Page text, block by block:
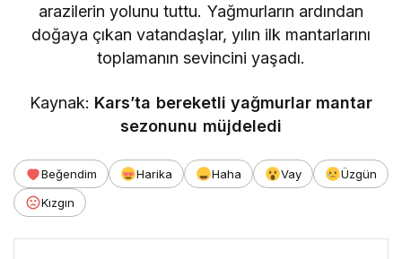
arazilerin yolunu tuttu. Yağmurların ardından
doğaya çıkan vatandaşlar, yılın ilk mantarlarını
toplamanın sevincini yaşadı.
Kaynak: Kars’ta bereketli yağmurlar mantar
sezonunu müjdeledi
Beğendim Harika Haha Vay
Üzgün
Kızgın